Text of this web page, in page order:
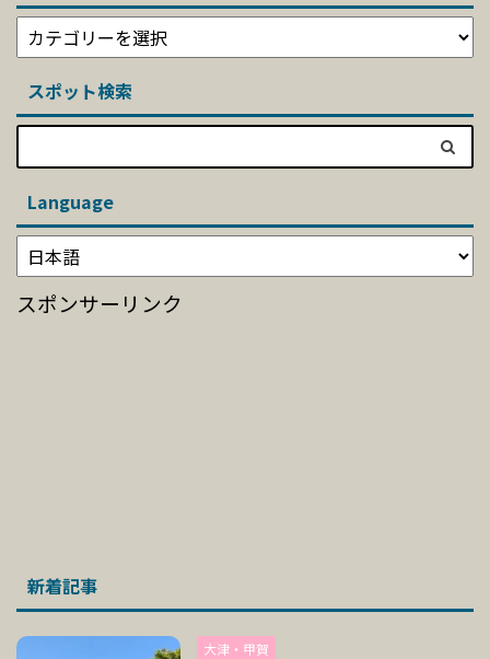
スポット検索
Language
スポンサーリンク
新着記事
大津・甲賀